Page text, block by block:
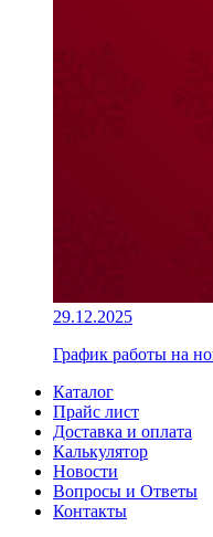
29.12.2025
График работы на
Каталог
Прайс лист
Доставка и оплата
Калькулятор
Новости
Вопросы и Ответы
Контакты